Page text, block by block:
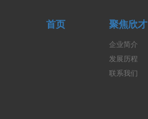
首页 聚焦欣才
企业简介
发展历程
联系我们